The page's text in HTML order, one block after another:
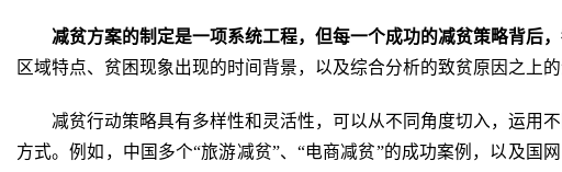
减贫方案的制定是一项系统工程，但每一个成功的减贫策略背后
区域特点、贫困现象出现的时间背景，以及综合分析的致贫原因之上
减贫行动策略具有多样性和灵活性，可以从不同角度切入，运用
方式。例如，中国多个“旅游减贫”、“电商减贫”的成功案例，以及国